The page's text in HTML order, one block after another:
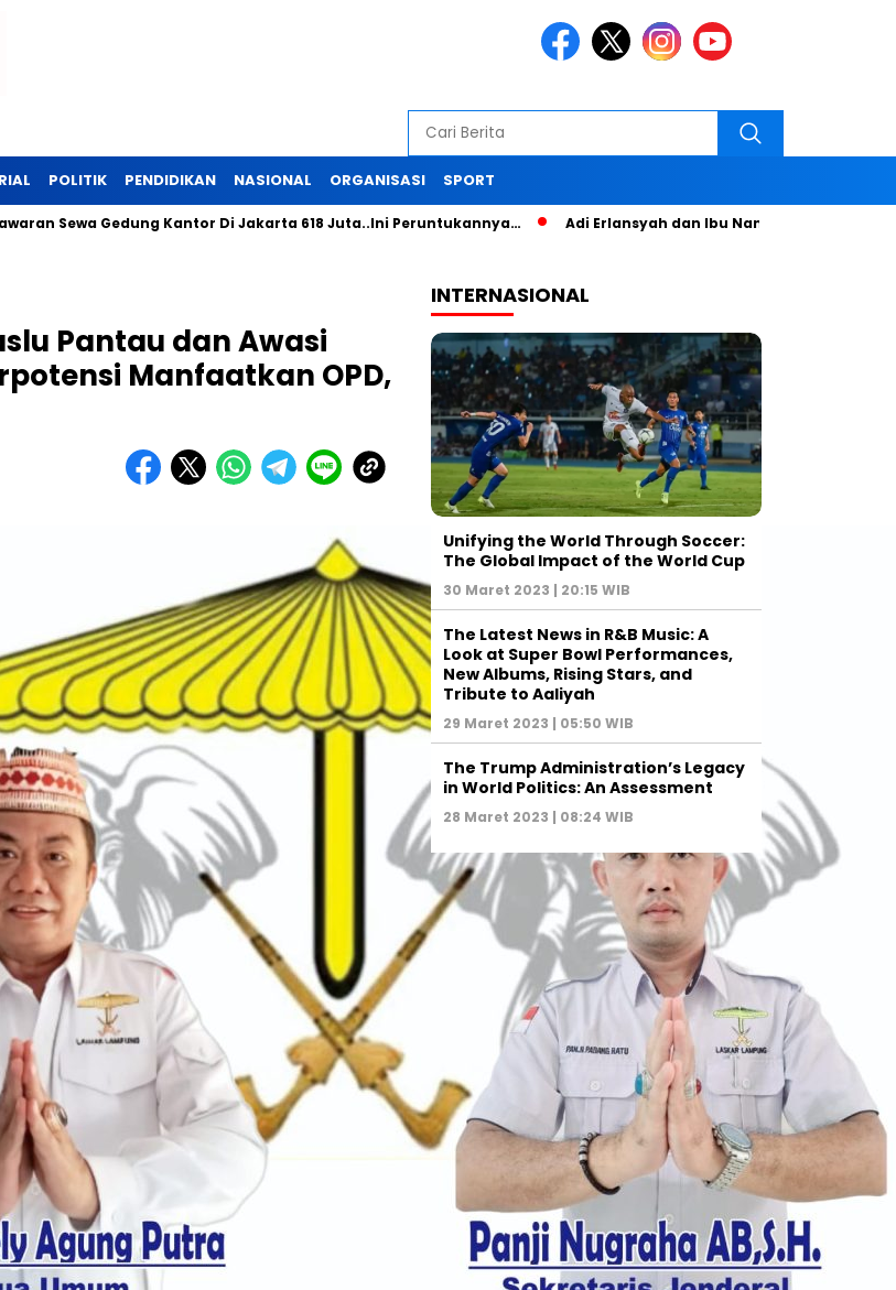
POLITIK PENDIDIKAN NASIONAL ORGANISASI SPORT
Gedung Kantor Di Jakarta 618 Juta..Ini Peruntukannya… Adi Erlansyah dan Ibu Nana Senam Sehat dan
Pantau dan Awasi
Manfaatkan OPD,
INTERNASIONAL
Unifying the World Through Soccer:
The Global Impact of the World Cup
30 Maret 2023 | 20:15 WIB
The Latest News in R&B Music: A
Look at Super Bowl Performances,
New Albums, Rising Stars, and
Tribute to Aaliyah
29 Maret 2023 | 05:50 WIB
The Trump Administration’s Legacy
in World Politics: An Assessment
28 Maret 2023 | 08:24 WIB